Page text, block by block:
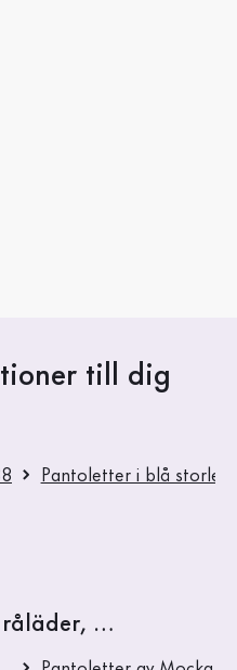
till dig
Pantoletter i blå storlek
råläder, …